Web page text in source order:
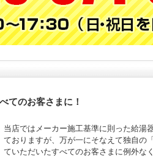
てのお客さまに！
当店ではメーカー施工基準に則った給湯
ておりますが、万が一にそなえて独自の
ていただいたすべてのお客さまに例外な